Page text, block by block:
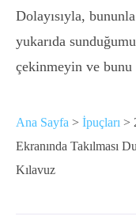
Dolayısıyla,
yukarıda
çekinmeyin ve
Ana Sayfa > İpuçları >
Ekranında Takılması
Kılavuz